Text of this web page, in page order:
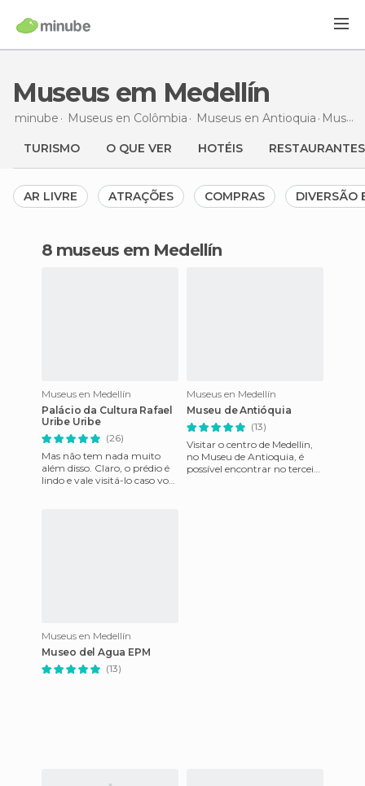
Museus em Medellín
minube Museus en Colômbia Museus en Antioquia Museus
TURISMO O QUE VER HOTÉIS RESTAURANTES
AR LIVRE ATRAÇÕES COMPRAS DIVERSÃO
8 museus em Medellín
Museus en Medellín
Palácio da Cultura Rafael
Uribe Uribe
(26)
Mas não tem nada muito
além disso. Claro, o prédio é
lindo e vale visitá-lo caso você
Museus en Medellín
Museu de Antióquia
(13)
Visitar o centro de Medellin,
no Museu de Antioquia, é
possível encontrar no terceiro
Museus en Medellín
Museo del Agua EPM
(13)